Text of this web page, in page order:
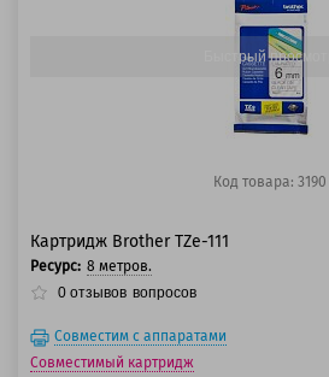
Быстрый просмотр
Код товара: 3190
Картридж Brother TZe-111
Ресурс: 8 метров.
0 отзывов вопросов
Совместим с аппаратами
Совместимый картридж